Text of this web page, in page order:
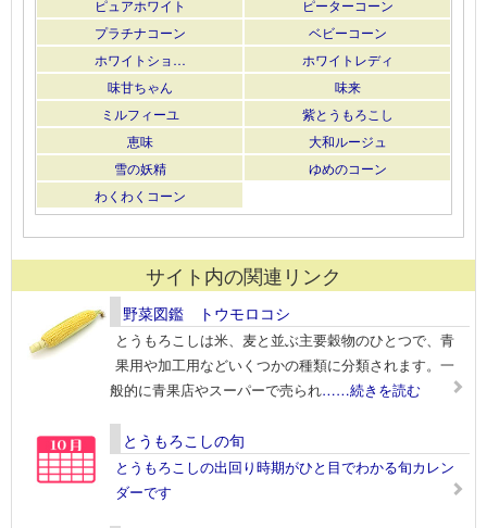
ピュアホワイト
ピーターコーン
プラチナコーン
ベビーコーン
ホワイトショ…
ホワイトレディ
味甘ちゃん
味来
ミルフィーユ
紫とうもろこし
恵味
大和ルージュ
雪の妖精
ゆめのコーン
わくわくコーン
サイト内の関連リンク
野菜図鑑 トウモロコシ
とうもろこしは米、麦と並ぶ主要穀物のひとつで、青
果用や加工用などいくつかの種類に分類されます。一
般的に青果店やスーパーで売られ……続きを読む
とうもろこしの旬
とうもろこしの出回り時期がひと目でわかる旬カレン
ダーです